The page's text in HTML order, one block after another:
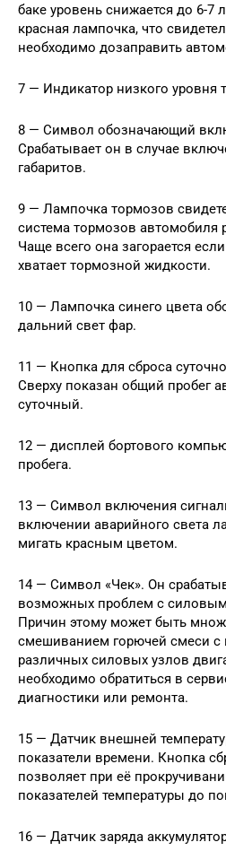
баке уровень снижается до 6-7
красная лампочка, что
необходимо дозаправить
7 — Индикатор низкого уровня
8 — Символ обозначающий
Срабатывает он в случае
габаритов.
9 — Лампочка тормозов
система тормозов автомобиля
Чаще всего она загорается
хватает тормозной жидкости.
10 — Лампочка синего цвета
дальний свет фар.
11 — Кнопка для сброса
Сверху показан общий пробег
суточный.
12 — дисплей бортового
пробега.
13 — Символ включения
включении аварийного света
мигать красным цветом.
14 — Символ «Чек». Он
возможных проблем с силовым
Причин этому может быть
смешиванием горючей смеси с
различных силовых узлов
необходимо обратиться в
диагностики или ремонта.
15 — Датчик внешней
показатели времени. Кнопка
позволяет при её
показателей температуры до
16 — Датчик заряда